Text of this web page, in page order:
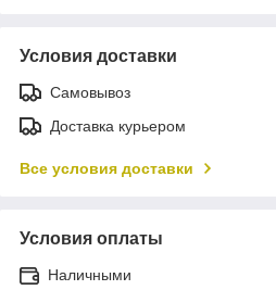
Условия доставки
Самовывоз
Доставка курьером
Все условия доставки
Условия оплаты
Наличными